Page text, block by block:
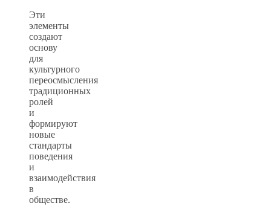
Эти
элементы
создают
основу
для
культурного
переосмысления
традиционных
ролей
и
формируют
новые
стандарты
поведения
и
взаимодействия
в
обществе.